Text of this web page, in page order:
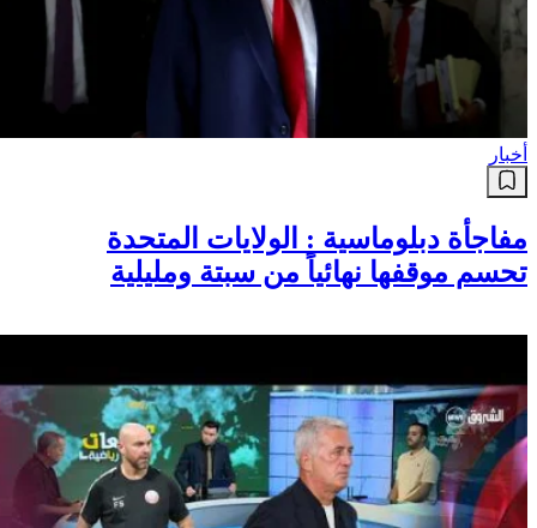
أخبار
مفاجأة دبلوماسية : الولايات المتحدة
تحسم موقفها نهائياً من سبتة ومليلية